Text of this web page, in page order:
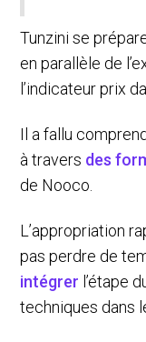
Tunzini se
en parallèle de
l’indicateur prix
Il a fallu
à travers des
de Nooco.
L’appropriation
pas perdre de
intégrer l’étape
techniques dans